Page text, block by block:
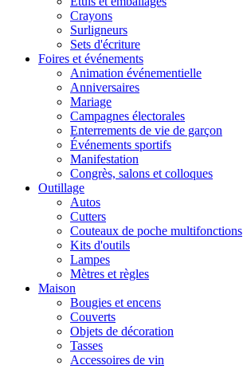
Crayons
Surligneurs
Sets d'écriture
Foires et événements
Animation événementielle
Anniversaires
Mariage
Campagnes électorales
Enterrements de vie de garçon
Événements sportifs
Manifestation
Congrès, salons et colloques
Outillage
Autos
Cutters
Couteaux de poche multifonctions
Kits d'outils
Lampes
Mètres et règles
Maison
Bougies et encens
Couverts
Objets de décoration
Tasses
Accessoires de vin